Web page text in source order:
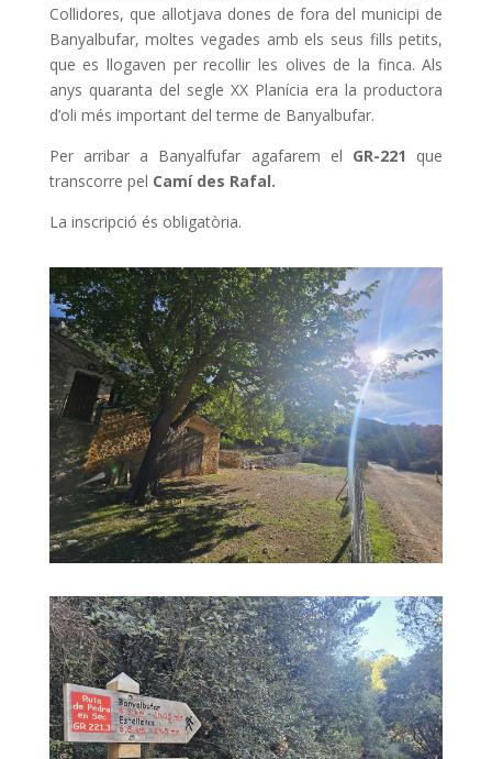
Collidores, que allotjava dones de fora del municipi de
Banyalbufar, moltes vegades amb els seus fills petits,
que es llogaven per recollir les olives de la finca. Als
anys quaranta del segle XX Planícia era la productora
d’oli més important del terme de Banyalbufar.
Per arribar a Banyalfufar agafarem el GR-221
que
transcorre pel Camí des Rafal.
La inscripció és obligatòria.